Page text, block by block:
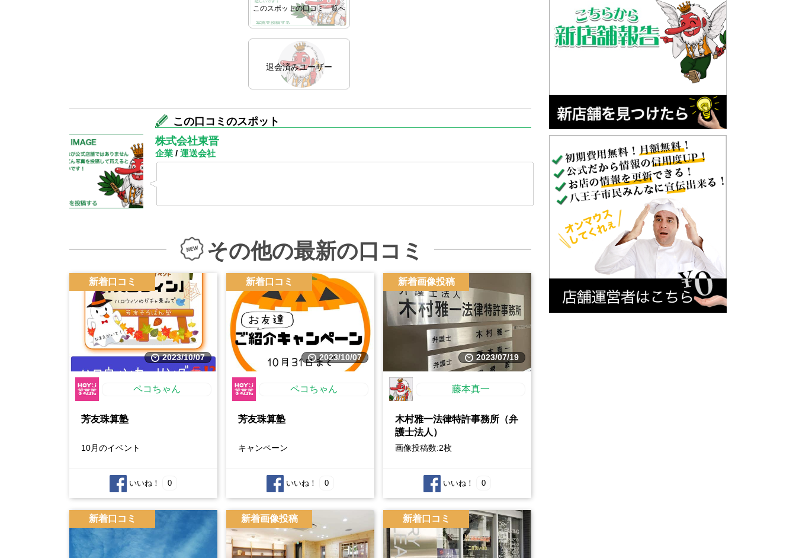
このスポットの口コミ一覧へ
退会済みユーザー
この口コミのスポット
株式会社東晋
企業 / 運送会社
その他の最新の口コミ
新着口コミ
2023/10/07
ペコちゃん
芳友珠算塾
10月のイベント
いいね！ 0
新着口コミ
2023/10/07
ペコちゃん
芳友珠算塾
キャンペーン
いいね！ 0
新着画像投稿
2023/07/19
藤本真一
木村雅一法律特許事務所（弁
護士法人）
画像投稿数:2枚
いいね！ 0
新着口コミ 新着画像投稿 新着口コミ